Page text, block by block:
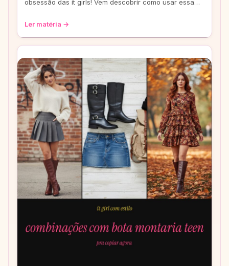
obsessão das it girls! Vem descobrir como usar essa
Ler matéria →